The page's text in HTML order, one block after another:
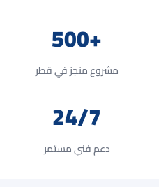
+500
مشروع منجز في قطر
24/7
دعم فني مستمر